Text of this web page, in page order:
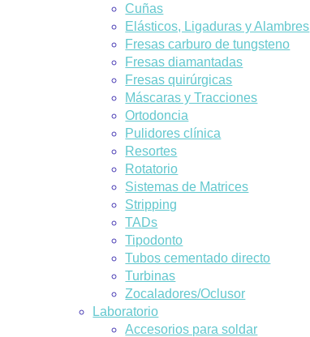
Cuñas
Elásticos, Ligaduras y Alambres
Fresas carburo de tungsteno
Fresas diamantadas
Fresas quirúrgicas
Máscaras y Tracciones
Ortodoncia
Pulidores clínica
Resortes
Rotatorio
Sistemas de Matrices
Stripping
TADs
Tipodonto
Tubos cementado directo
Turbinas
Zocaladores/Oclusor
Laboratorio
Accesorios para soldar